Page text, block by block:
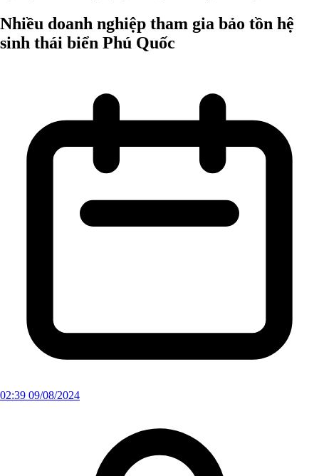
Nhiều doanh nghiệp tham gia bảo tồn hệ
sinh thái biển Phú Quốc
02:39 09/08/2024